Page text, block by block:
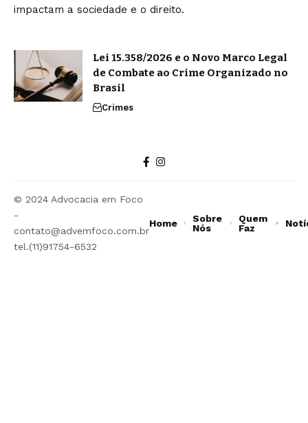
impactam a sociedade e o direito.
Lei 15.358/2026 e o Novo Marco Legal
de Combate ao Crime Organizado no
Brasil
Crimes
© 2024 Advocacia em Foco
-
contato@advemfoco.com.br
tel.(11)91754-6532
Home
Sobre
Nós
Quem
Faz